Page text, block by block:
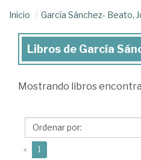
Inicio García Sánchez- Beato,
Libros
García
Beato,
Joaquín
Libros de García
Mostrando libros
« 1